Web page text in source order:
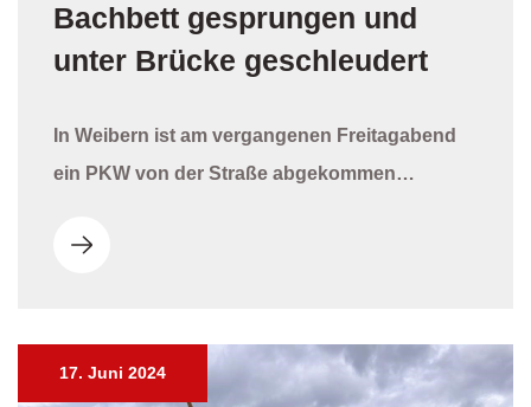
Bachbett gesprungen und
unter Brücke geschleudert
In Weibern ist am vergangenen Freitagabend
ein PKW von der Straße abgekommen…
17. Juni 2024